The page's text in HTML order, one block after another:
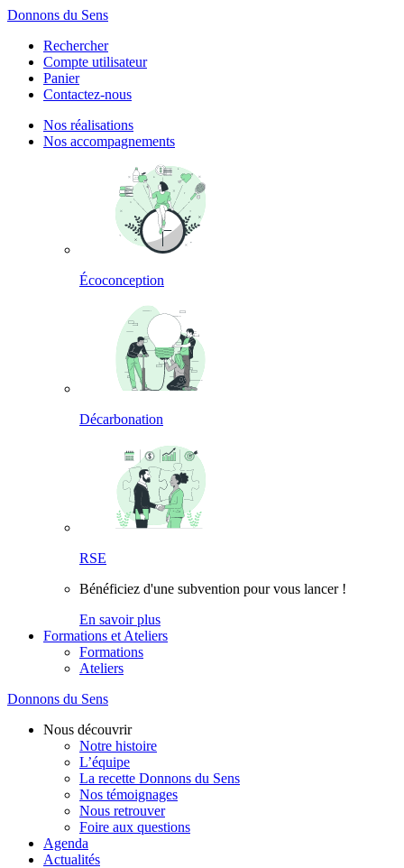
Panneau de gestion des cookies
Donnons du Sens
Rechercher
Compte utilisateur
Panier
Contactez-nous
Nos réalisations
Nos accompagnements
Écoconception
Décarbonation
RSE
Bénéficiez d'une subvention pour vous lancer !
En savoir plus
Formations et Ateliers
Formations
Ateliers
Donnons du Sens
Nous découvrir
Notre histoire
L’équipe
La recette Donnons du Sens
Nos témoignages
Nous retrouver
Foire aux questions
Agenda
Actualités